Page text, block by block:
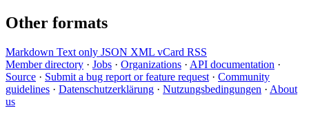
Other formats
Markdown Text only JSON XML vCard RSS
Member directory · Jobs · Organizations · API documentation ·
Source · Submit a bug report or feature request · Community
guidelines · Datenschutzerklärung · Nutzungsbedingungen · About
us